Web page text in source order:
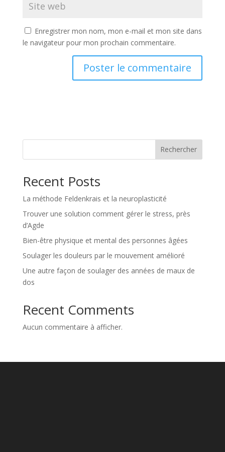
Enregistrer mon nom, mon e-mail et mon site dans
le navigateur pour mon prochain commentaire.
Rechercher
Recent Posts
La méthode Feldenkrais et la neuroplasticité
Trouver une solution comment gérer le stress, près
d’Agde
Bien-être physique et mental des personnes âgées
Soulager les douleurs par le mouvement amélioré
Une autre façon de soulager des années de maux de
dos
Recent Comments
Aucun commentaire à afficher.